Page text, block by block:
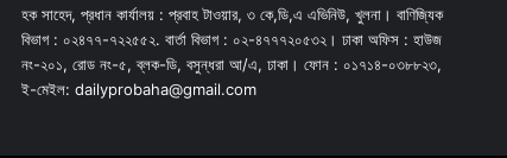
হক সাহেদ, প্রধান কার্যালয় : প্রবাহ টাওয়ার, ৩ কে,ডি,এ এভিনিউ, খুলনা। বাণিজ্যিক
বিভাগ : ০২৪৭৭-৭২২৫৫২. বার্তা বিভাগ : ০২-৪৭৭৭২০৫৩২। ঢাকা অফিস : হাউজ
নং-২০১, রোড নং-৫, ব্লক-ডি, বসুন্ধরা আ/এ, ঢাকা। ফোন : ০১৭১৪-০৩৮৮২৩,
ই-মেইল: dailyprobaha@gmail.com